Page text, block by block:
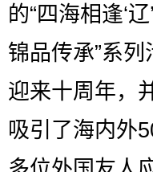
的“四海相逢‘
锦品传承”系
迎来十周年，
吸引了海内外